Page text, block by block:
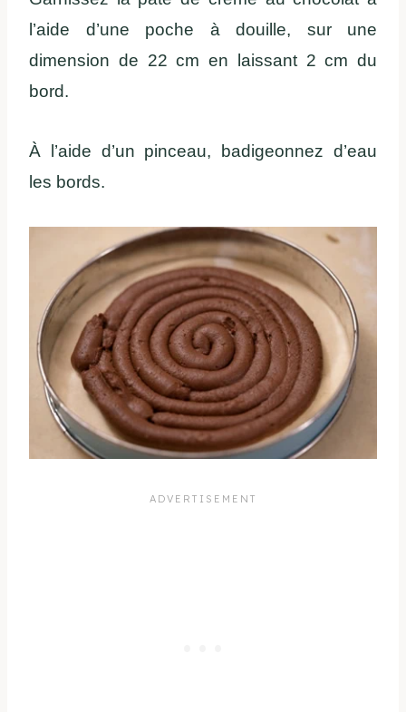
l’aide d’une poche à douille, sur une
dimension de 22 cm en laissant 2 cm du
bord.
À l’aide d’un pinceau, badigeonnez d’eau
les bords.